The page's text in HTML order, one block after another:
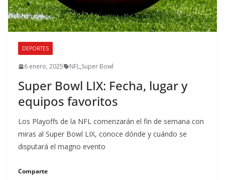
DEPORTES
6 enero, 2025 NFL,Super Bowl
Super Bowl LIX: Fecha, lugar y
equipos favoritos
Los Playoffs de la NFL comenzarán el fin de semana con
miras al Super Bowl LIX, conoce dónde y cuándo se
disputará el magno evento
Comparte